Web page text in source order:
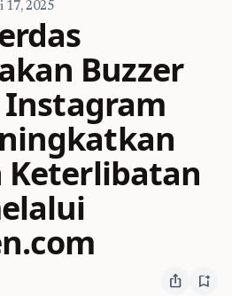
17, 2025
Buzzer
Keterlibatan
ios_share bookmark_add